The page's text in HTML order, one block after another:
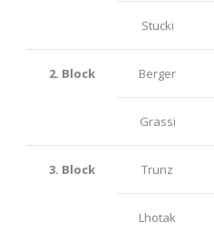
Stucki
2. Block Berger
Grassi
3. Block Trunz
Lhotak